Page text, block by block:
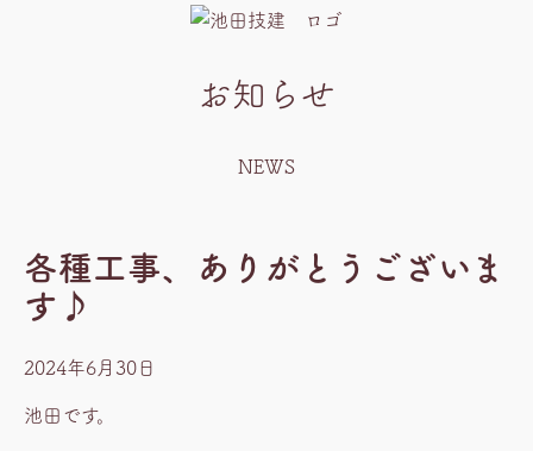
お知らせ
NEWS
各種工事、ありがとうございま
す♪
2024年6月30日
池田です。